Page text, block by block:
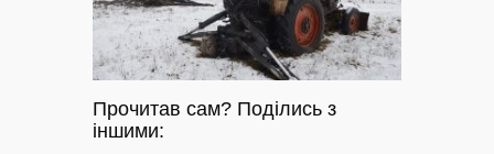
Прочитав сам? Поділись з
іншими: